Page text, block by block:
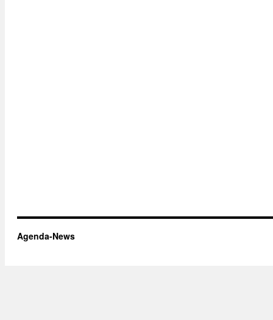
Agenda-News